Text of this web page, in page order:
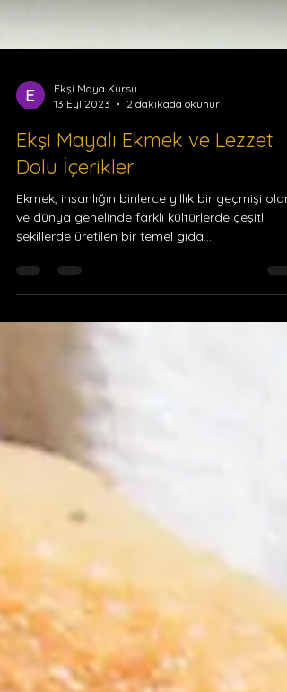
Ekşi Maya Kursu
13 Eyl 2023
2 dakikada okunur
Ekşi Mayalı Ekmek ve Lezzet
Dolu İçerikler
Ekmek, insanlığın binlerce yıllık bir geçmişi olan